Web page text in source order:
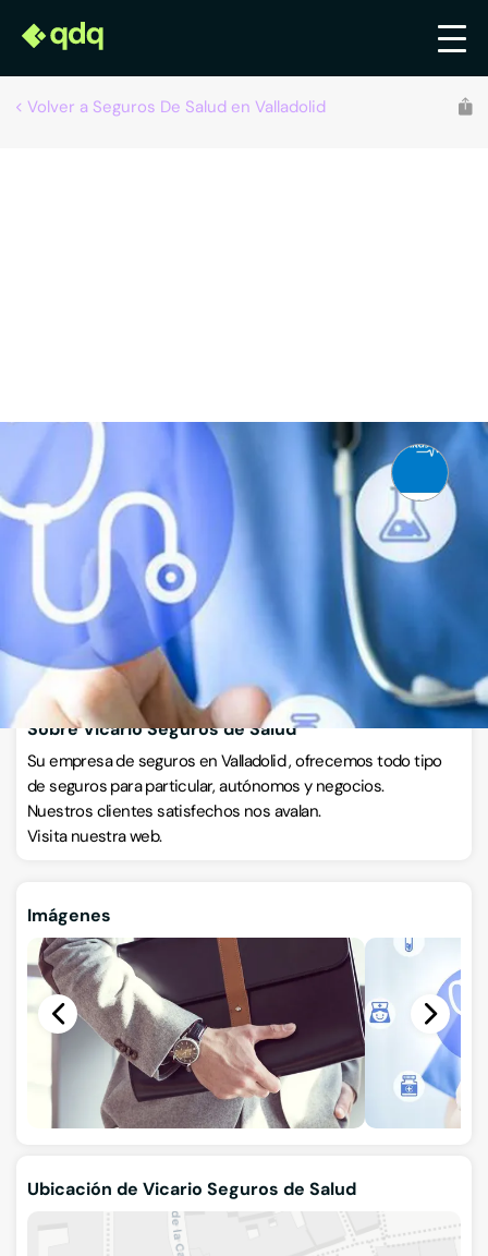
Volver a Seguros De Salud en Valladolid
Vicario Seguros de Salud
Seguros de salud
Calle Pasión 13, 8º B, 47001, Valladolid, Valladolid
CÓMO LLEGAR
Llamar ahora
Sobre Vicario Seguros de Salud
Su empresa de seguros en Valladolid , ofrecemos todo tipo
de seguros para particular, autónomos y negocios.
Nuestros clientes satisfechos nos avalan.
Visita nuestra web.
Imágenes
Ubicación de Vicario Seguros de Salud